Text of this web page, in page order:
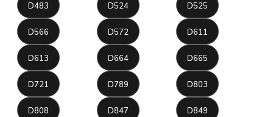
D483 D524 D525
D566 D572 D611
D613 D664 D665
D721 D789 D803
D808 D847 D849